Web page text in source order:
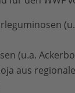
(u.a.
aus